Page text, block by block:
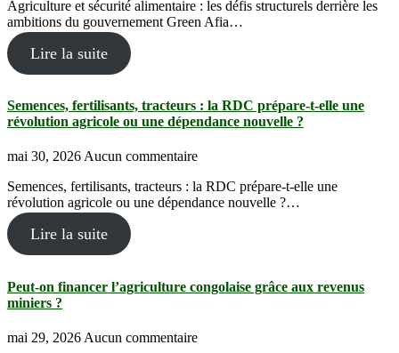
Agriculture et sécurité alimentaire : les défis structurels derrière les
ambitions du gouvernement Green Afia…
Lire la suite
Semences, fertilisants, tracteurs : la RDC prépare-t-elle une
révolution agricole ou une dépendance nouvelle ?
mai 30, 2026Aucun commentaire
Semences, fertilisants, tracteurs : la RDC prépare-t-elle une
révolution agricole ou une dépendance nouvelle ?…
Lire la suite
Peut-on financer l’agriculture congolaise grâce aux revenus
miniers ?
mai 29, 2026 Aucun commentaire